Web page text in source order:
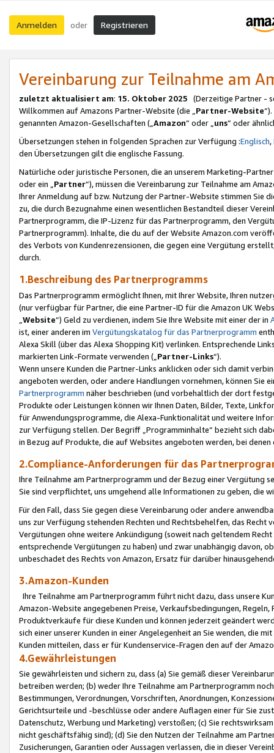
Anmelden oder Registrieren
Vereinbarung zur Teilnahme am
zuletzt aktualisiert am: 15. Oktober 2025 (Derzeitige Partner -
Willkommen auf Amazons Partner-Website (die „Partner-Website
genannten Amazon-Gesellschaften („Amazon“ oder „uns“ oder
Übersetzungen stehen in folgenden Sprachen zur Verfügung :Englisch,
den Übersetzungen gilt die englische Fassung.
Natürliche oder juristische Personen, die an unserem Marketing-
oder ein „Partner“), müssen die Vereinbarung zur Teilnahme am
Ihrer Anmeldung auf bzw. Nutzung der Partner-Website stimmen Sie
zu, die durch Bezugnahme einen wesentlichen Bestandteil dieser
Partnerprogramm, die IP-Lizenz für das Partnerprogramm, den
Partnerprogramm). Inhalte, die du auf der Website Amazon.com
des Verbots von Kundenrezensionen, die gegen eine Vergütung
durch.
1.Beschreibung des Partnerprogramms
Das Partnerprogramm ermöglicht Ihnen, mit Ihrer Website, Ihren
(nur verfügbar für Partner, die eine Partner-ID für die Amazon UK
Website“) Geld zu verdienen, indem Sie Ihre Website mit einer der in
ist, einer anderen im Vergütungskatalog für das Partnerprogramm
Alexa Skill (über das Alexa Shopping Kit) verlinken. Entsprechende
markierten Link-Formate verwenden („ Partner-Links“).
Wenn unsere Kunden die Partner-Links anklicken oder sich damit
angeboten werden, oder andere Handlungen vornehmen, können Sie
Partnerprogramm näher beschrieben (und vorbehaltlich der dort
Produkte oder Leistungen können wir Ihnen Daten, Bilder, Texte,
für Anwendungsprogramme, die Alexa-Funktionalität und weitere
zur Verfügung stellen. Der Begriff „Programminhalte“ bezieht sich
in Bezug auf Produkte, die auf Websites angeboten werden, bei
2.Compliance-Anforderungen für das
Ihre Teilnahme am Partnerprogramm und der Bezug einer Vergütung
Sie sind verpflichtet, uns umgehend alle Informationen zu geben, die
Für den Fall, dass Sie gegen diese Vereinbarung oder andere
uns zur Verfügung stehenden Rechten und Rechtsbehelfen, das
Vergütungen ohne weitere Ankündigung (soweit nach geltendem
entsprechende Vergütungen zu haben) und zwar unabhängig davon,
unbeschadet des Rechts von Amazon, Ersatz für darüber
3.Amazon-Kunden
Ihre Teilnahme am Partnerprogramm führt nicht dazu, dass unsere
Amazon-Website angegebenen Preise, Verkaufsbedingungen,
Produktverkäufe für diese Kunden und können jederzeit geändert
sich einer unserer Kunden in einer Angelegenheit an Sie wenden, die
Kunden mitteilen, dass er für Kundenservice-Fragen den auf der
4.Gewährleistungen
Sie gewährleisten und sichern zu, dass (a) Sie gemäß dieser
betreiben werden; (b) weder Ihre Teilnahme am Partnerprogramm
Bestimmungen, Verordnungen, Vorschriften, Anordnungen,
Gerichtsurteile und -beschlüsse oder andere Auflagen einer für Sie
Datenschutz, Werbung und Marketing) verstoßen; (c) Sie
nicht geschäftsfähig sind); (d) Sie den Nutzen der Teilnahme am
Zusicherungen, Garantien oder Aussagen verlassen, die in dieser